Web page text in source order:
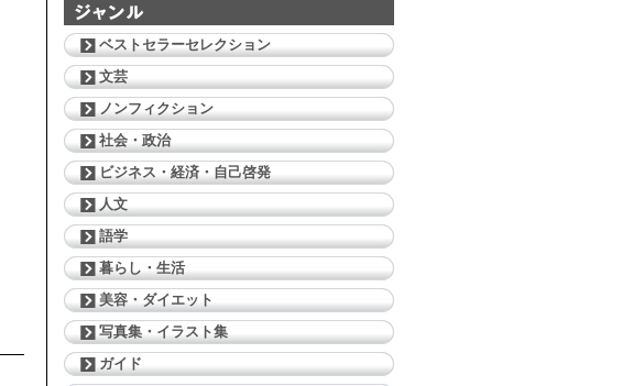
ベストセラーセレクション
文芸
ノンフィクション
社会・政治
ビジネス・経済・自己啓発
人文
語学
暮らし・生活
美容・ダイエット
写真集・イラスト集
ガイド